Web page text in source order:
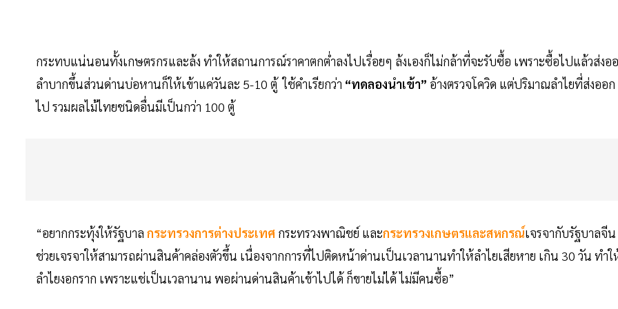
กระทบแน่นอนทั้งเกษตรกรและล้ง ทำให้สถานการณ์ราคาตกต่ำลงไปเรื่อยๆ ล้งเองก็ไม่กล้าที่จะรับซื้อ เพราะซื้อไปแล้วส่งอ
ลำบากขึ้นส่วนด่านบ่อหานก็ให้เข้าแค่วันละ 5-10 ตู้ ใช้คำเรียกว่า “ทดลองนำเข้า” อ้างตรวจโควิด แต่ปริมาณลำไยที่ส่งออก
ไป รวมผลไม้ไทยชนิดอื่นมีเป็นกว่า 100 ตู้
“อยากกระทุ้งให้รัฐบาล กระทรวงการต่างประเทศ กระทรวงพาณิชย์ และกระทรวงเกษตรและสหกรณ์เจรจากับรัฐบาลจีน
ช่วยเจรจาให้สามารถผ่านสินค้าคล่องตัวขึ้น เนื่องจากการที่ไปติดหน้าด่านเป็นเวลานานทำให้ลำไยเสียหาย เกิน 30 วัน ทำใ
ลำไยงอกราก เพราะแช่เป็นเวลานาน พอผ่านด่านสินค้าเข้าไปได้ ก็ขายไม่ได้ ไม่มีคนซื้อ”